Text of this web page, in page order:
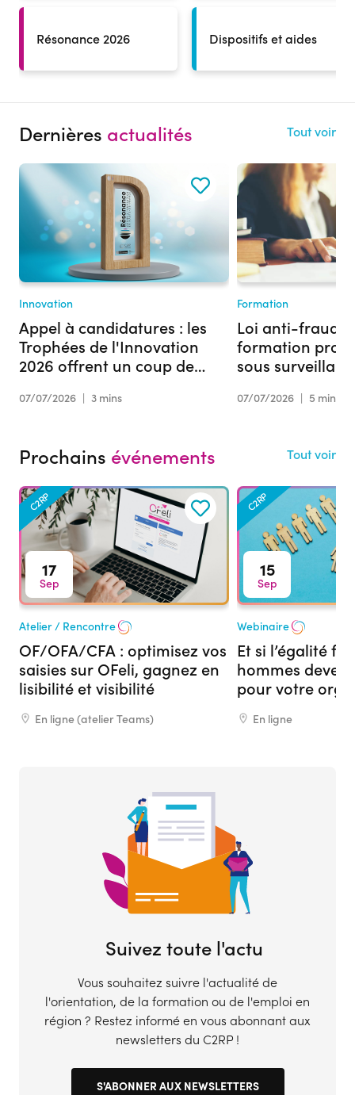
Résonance 2026 Dispositifs et aides
Dernières actualités Tout voir
Innovation
Appel à candidatures : les
Trophées de l'Innovation
2026 offrent un coup de
07/07/2026 | 3 mins
Formation
Loi anti-fraude
formation
sous
07/07/2026 | 5 mins
Prochains événements Tout voir
17
Sep
C2RP
Atelier / Rencontre
OF/OFA/CFA : optimisez vos
saisies sur OFeli, gagnez en
lisibilité et visibilité
En ligne (atelier Teams)
15
Sep
C2RP
Webinaire
Et si l’égalité
hommes
pour votre
En ligne
Suivez toute l'actu
Vous souhaitez suivre l'actualité de
l'orientation, de la formation ou de l'emploi en
région ? Restez informé en vous abonnant aux
newsletters du C2RP !
S'ABONNER AUX NEWSLETTERS